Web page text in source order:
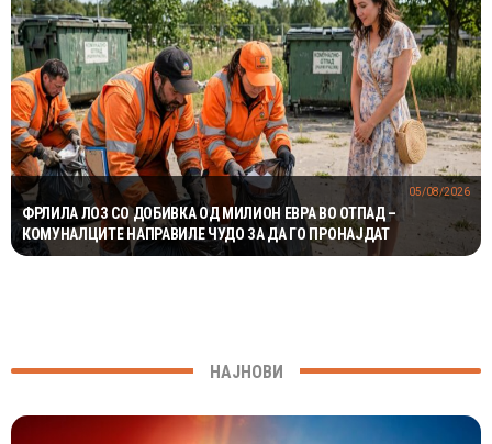
ФРЛИЛА ЛОЗ СО ДОБИВКА ОД МИЛИОН ЕВРА ВО ОТПАД –
КОМУНАЛЦИТЕ НАПРАВИЛЕ ЧУДО ЗА ДА ГО ПРОНАЈДАТ
05/08/2026
НАЈНОВИ